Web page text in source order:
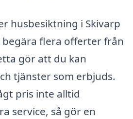
husbesiktning i Skivarp
flera offerter från
gör att du kan
tjänster som erbjuds.
pris inte alltid
service, så gör en